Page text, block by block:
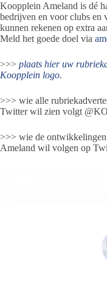
Koopplein Ameland is dé
bedrijven en voor clubs en
kunnen rekenen op extra
Meld het goede doel via
>>> plaats hier uw
Koopplein logo.
>>> wie alle
Twitter wil zien volgt
>>> wie de
Ameland wil volgen op